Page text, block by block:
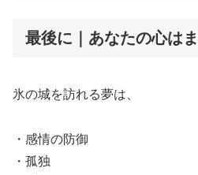
最後に｜あなたの心は
氷の城を訪れる夢は、
・感情の防御
・孤独